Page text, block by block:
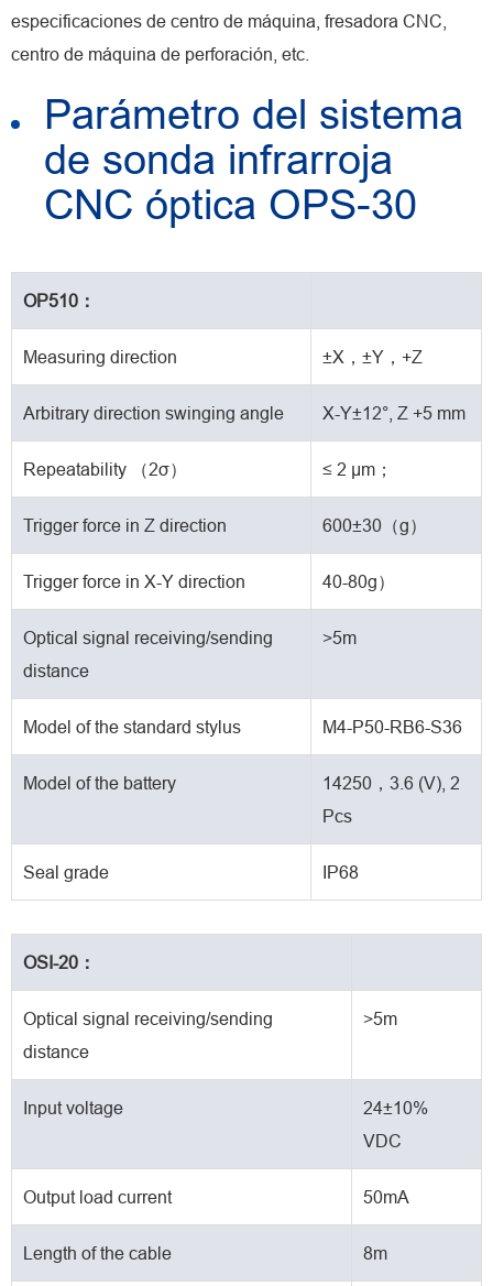
especificaciones de centro de máquina, fresadora CNC,
centro de máquina de perforación, etc.
Parámetro del sistema
de sonda infrarroja
CNC óptica OPS-30
OP510：
Measuring direction ±X，±Y，+Z
Arbitrary direction swinging angle X-Y±12°, Z +5 mm
Repeatability （2σ） ≤ 2 μm；
Trigger force in Z direction 600±30（g）
Trigger force in X-Y direction 40-80g）
Optical signal receiving/sending
distance
>5m
Model of the standard stylus M4-P50-RB6-S36
Model of the battery
14250，3.6 (V), 2
Pcs
Seal grade IP68
OSI-20：
Optical signal receiving/sending
distance
>5m
Input voltage
24±10%
VDC
Output load current 50mA
Length of the cable 8m